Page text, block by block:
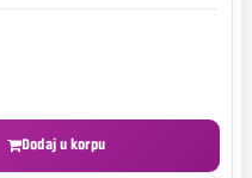
Dodaj u korpu